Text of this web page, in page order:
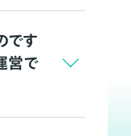
です
営で